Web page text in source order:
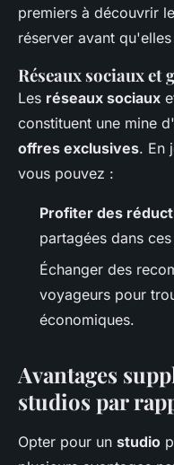
premiers à découvrir
réserver avant
Réseaux sociaux et
Les réseaux sociaux
constituent une mine
offres exclusives. En
vous pouvez :
Profiter des
partagées dans
Échanger des
voyageurs pour
économiques.
Avantages
studios par
Opter pour un studio